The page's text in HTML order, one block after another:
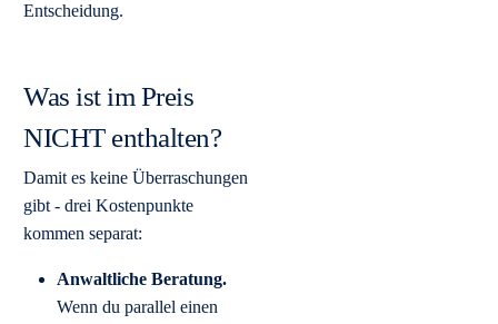
Entscheidung.
Was ist im Preis
NICHT enthalten?
Damit es keine Überraschungen
gibt - drei Kostenpunkte
kommen separat:
Anwaltliche Beratung.
Wenn du parallel einen